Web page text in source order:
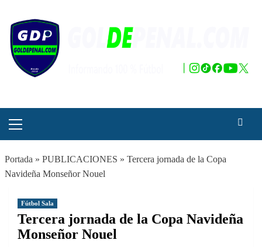
contenido
principal
Portada » PUBLICACIONES » Tercera jornada de la Copa
Navideña Monseñor Nouel
Fútbol Sala
Tercera jornada de la Copa Navideña
Monseñor Nouel